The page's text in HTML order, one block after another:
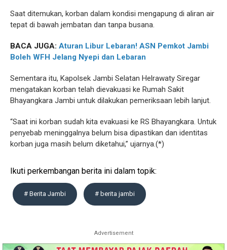
Saat ditemukan, korban dalam kondisi mengapung di aliran air
tepat di bawah jembatan dan tanpa busana.
BACA JUGA: Aturan Libur Lebaran! ASN Pemkot Jambi
Boleh WFH Jelang Nyepi dan Lebaran
Sementara itu, Kapolsek Jambi Selatan Helrawaty Siregar
mengatakan korban telah dievakuasi ke Rumah Sakit
Bhayangkara Jambi untuk dilakukan pemeriksaan lebih lanjut.
“Saat ini korban sudah kita evakuasi ke RS Bhayangkara. Untuk
penyebab meninggalnya belum bisa dipastikan dan identitas
korban juga masih belum diketahui,” ujarnya.(*)
Ikuti perkembangan berita ini dalam topik:
# Berita Jambi # berita jambi
Advertisement